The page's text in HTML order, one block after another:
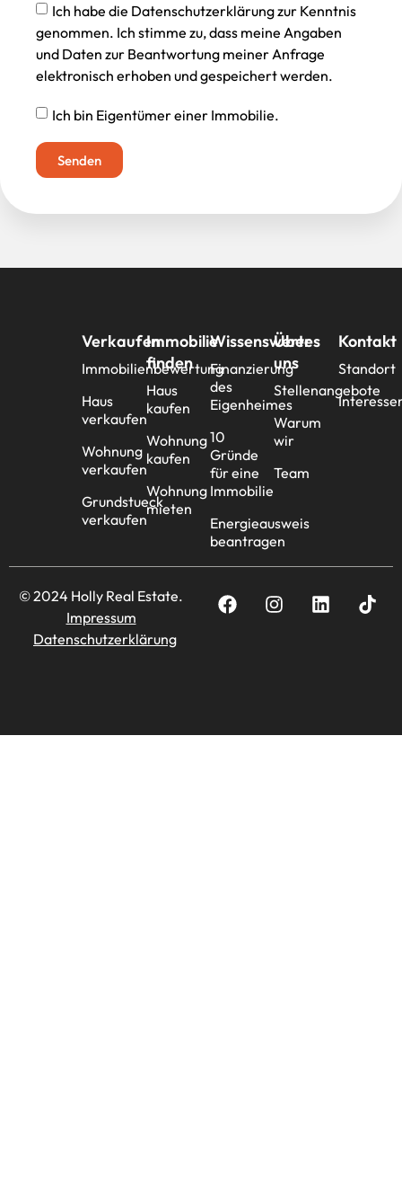
Ich habe die Datenschutzerklärung zur Kenntnis
genommen. Ich stimme zu, dass meine Angaben
und Daten zur Beantwortung meiner Anfrage
elektronisch erhoben und gespeichert werden.
Ich bin Eigentümer einer Immobilie.
Senden
Verkaufen
Immobilienbewertung
Haus
verkaufen
Wohnung
verkaufen
Grundstueck
verkaufen
Immobilie
finden
Haus
kaufen
Wohnung
kaufen
Wohnung
mieten
Wissenswertes
Finanzierung
des
Eigenheimes
10
Gründe
für eine
Immobilie
Energieausweis
beantragen
Über
uns
Stellenangebote
Warum
wir
Team
Kontakt
Standort
© 2024 Holly Real Estate.
Impressum
Datenschutzerklärung